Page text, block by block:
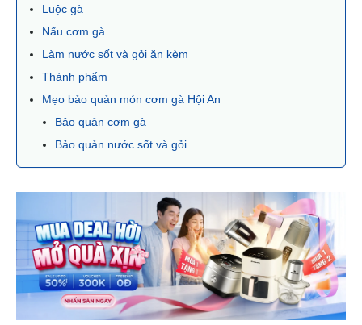
Luộc gà
Nấu cơm gà
Làm nước sốt và gỏi ăn kèm
Thành phẩm
Mẹo bảo quản món cơm gà Hội An
Bảo quản cơm gà
Bảo quản nước sốt và gỏi